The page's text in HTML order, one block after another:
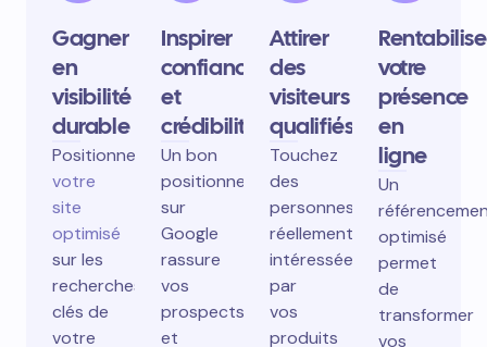
Gagner
en
visibilité
durable
Positionnez
votre
site
optimisé
sur les
recherches
clés de
votre
Inspirer
confiance
et
crédibilité
Un bon
positionnement
sur
Google
rassure
vos
prospects
et
Attirer
des
visiteurs
qualifiés
Touchez
des
personnes
réellement
intéressées
par
vos
produits
votre
présence
en
ligne
Un
optimisé
permet
de
transformer
vos